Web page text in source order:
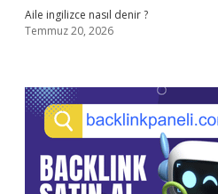
Aile ingilizce nasıl denir ?
Temmuz 20, 2026